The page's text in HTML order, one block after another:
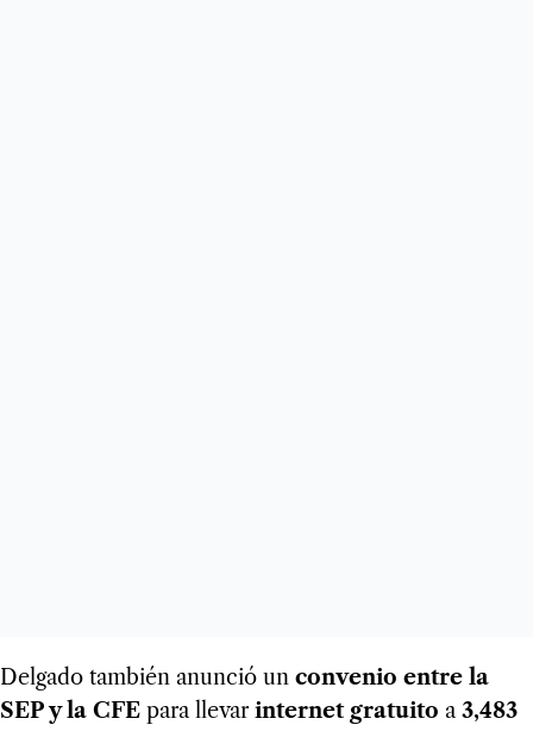
Delgado también anunció un convenio entre la
SEP y la CFE para llevar internet gratuito a 3,483